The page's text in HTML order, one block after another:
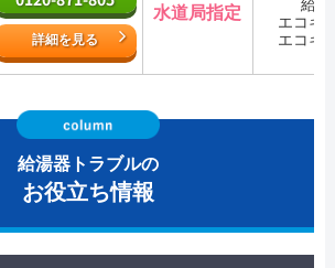
詳細を見る
水道局指定
給
エコキ
エコキ
給湯器トラブルの
お役立ち情報